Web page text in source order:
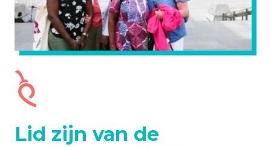
Lid zijn van de